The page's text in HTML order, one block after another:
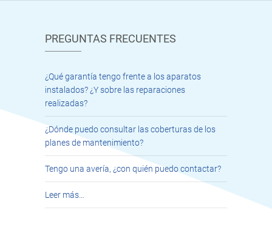
PREGUNTAS FRECUENTES
¿Qué garantía tengo frente a los aparatos
instalados? ¿Y sobre las reparaciones
realizadas?
¿Dónde puedo consultar las coberturas de los
planes de mantenimiento?
Tengo una avería, ¿con quién puedo contactar?
Leer más…